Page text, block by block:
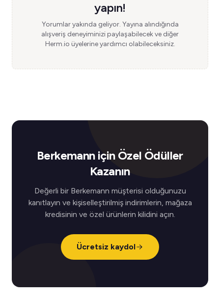
yapın!
Yorumlar yakında geliyor. Yayına alındığında
alışveriş deneyiminizi paylaşabilecek ve diğer
Herm.io üyelerine yardımcı olabileceksiniz.
Berkemann için Özel Ödüller
Kazanın
Değerli bir Berkemann müşterisi olduğunuzu
kanıtlayın ve kişiselleştirilmiş indirimlerin, mağaza
kredisinin ve özel ürünlerin kilidini açın.
Ücretsiz kaydol